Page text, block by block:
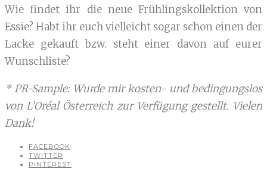
Wie findet ihr die neue Frühlingskollektion von
Essie? Habt ihr euch vielleicht sogar schon einen der
Lacke gekauft bzw. steht einer davon auf eurer
Wunschliste?
* PR-Sample: Wurde mir kosten- und bedingungslos
von L’Oréal Österreich zur Verfügung gestellt. Vielen
Dank!
FACEBOOK
TWITTER
PINTEREST